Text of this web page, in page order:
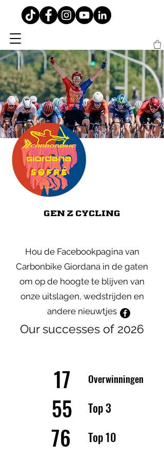
GEN Z CYCLING
Hou de Facebookpagina van
Carbonbike Giordana in de gaten
om op de hoogte te blijven van
onze uitslagen, wedstrijden en
andere nieuwtjes
Our successes of 2026
Overwinningen
17
55
76
Top 3
Top 10